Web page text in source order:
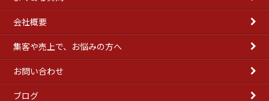
会社概要
集客や売上で、お悩みの方へ
お問い合わせ
ブログ